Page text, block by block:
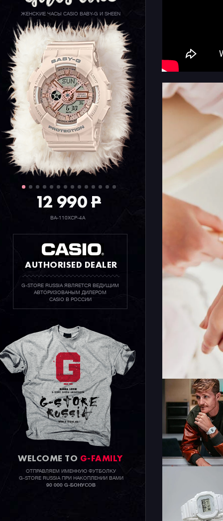
ЖЕНСКИЕ ЧАСЫ CASIO BABY-G И SHEEN
12 990P
BA-110XCP-4A
AUTHORISED DEALER
G-STORE RUSSIA ЯВЛЯЕТСЯ ВЕДУЩИМ
АВТОРИЗОВАНЫМ ДИЛЕРОМ
CASIO В РОССИИ
WELCOME TO G-FAMILY
ОТПРАВЛЯЕМ ИМЕННУЮ ФУТБОЛКУ
G-STORE RUSSIA ПРИ НАКОПЛЕНИИ ВАМИ
90 000 G-БОНУСОВ